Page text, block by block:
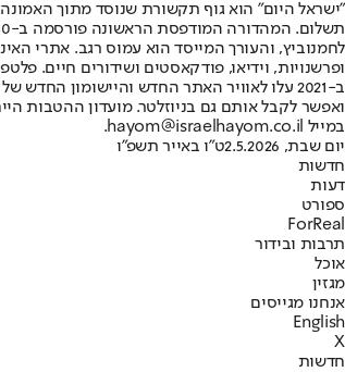
"ישראל היום" הוא גוף תקשורת שנוסד מתוך האמונה
ופרשנויות, וידיאו, פודקאסטים ושידורים חיים.
ב-2021 עלו לאוויר האתר החדש והיישומון
ואפשר לקבל אותם גם בניוזלטר. מועדון ההטבות
במייל hayom@israelhayom.co.il.
יום שבת, 2.5.2026
ט"ו באייר תשפ"ו
חדשות
דעות
ספורט
ForReal
תרבות ובידור
אוכל
מגזין
אנחנו מגייסים
English
X
חדשות